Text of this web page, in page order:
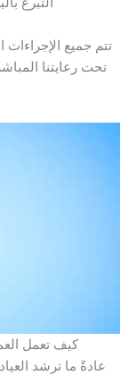
تتم جميع
تحت رعايتنا
كيف تعمل
عادةً ما ترشد